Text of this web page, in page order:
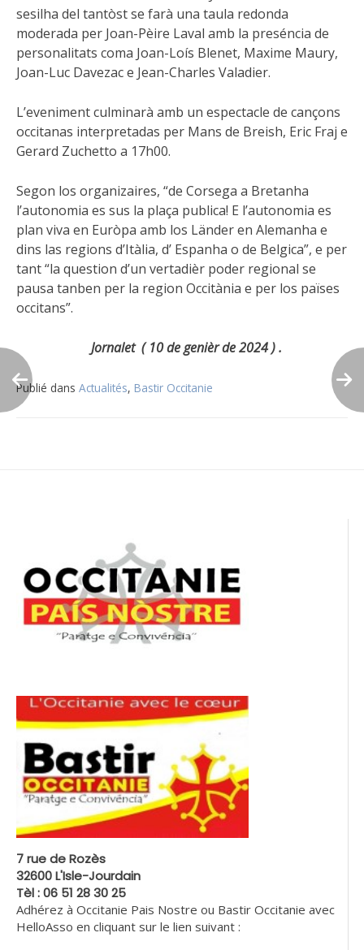
sesilha del tantòst se farà una taula redonda
moderada per Joan-Pèire Laval amb la preséncia de
personalitats coma Joan-Loís Blenet, Maxime Maury,
Joan-Luc Davezac e Jean-Charles Valadier.
L’eveniment culminarà amb un espectacle de cançons
occitanas interpretadas per Mans de Breish, Eric Fraj e
Gerard Zuchetto a 17h00.
Segon los organizaires, “de Corsega a Bretanha
l’autonomia es sus la plaça publica! E l’autonomia es
plan viva en Euròpa amb los Länder en Alemanha e
dins las regions d’Itàlia, d’ Espanha o de Belgica”, e per
tant “la question d’un vertadièr poder regional se
pausa tanben per la region Occitània e per los païses
occitans”.
Jornalet ( 10 de genièr de 2024 ) .
Publié dans Actualités, Bastir Occitanie
Navigation
7 rue de Rozès
32600 L'Isle-Jourdain
Tèl : 06 51 28 30 25
Adhérez à Occitanie Pais Nostre ou Bastir Occitanie avec
HelloAsso en cliquant sur le lien suivant :